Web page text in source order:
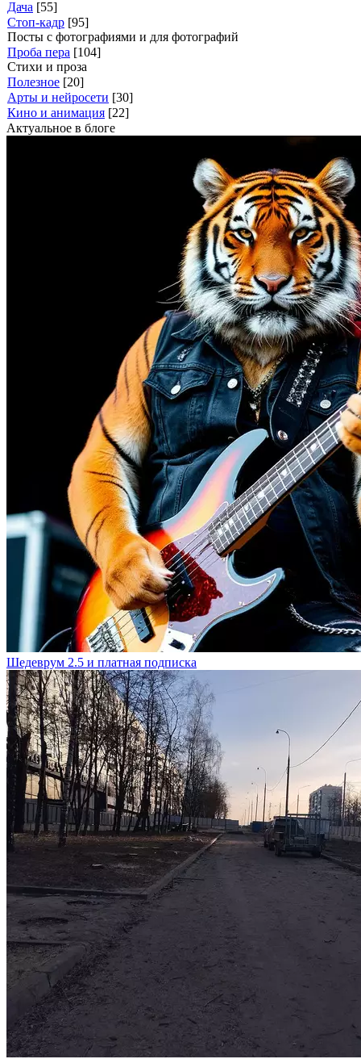
Дача [55]
Стоп-кадр [95]
Посты с фотографиями и для фотографий
Проба пера [104]
Стихи и проза
Полезное [20]
Арты и нейросети [30]
Кино и анимация [22]
Актуальное в блоге
Шедеврум 2.5 и платная подписка